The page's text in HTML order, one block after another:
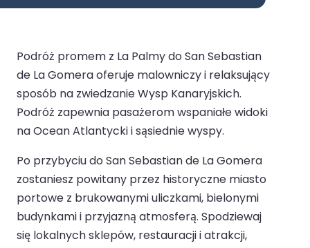
Podróż promem z La Palmy do San Sebastian
de La Gomera oferuje malowniczy i relaksujący
sposób na zwiedzanie Wysp Kanaryjskich.
Podróż zapewnia pasażerom wspaniałe widoki
na Ocean Atlantycki i sąsiednie wyspy.
Po przybyciu do San Sebastian de La Gomera
zostaniesz powitany przez historyczne miasto
portowe z brukowanymi uliczkami, bielonymi
budynkami i przyjazną atmosferą. Spodziewaj
się lokalnych sklepów, restauracji i atrakcji,